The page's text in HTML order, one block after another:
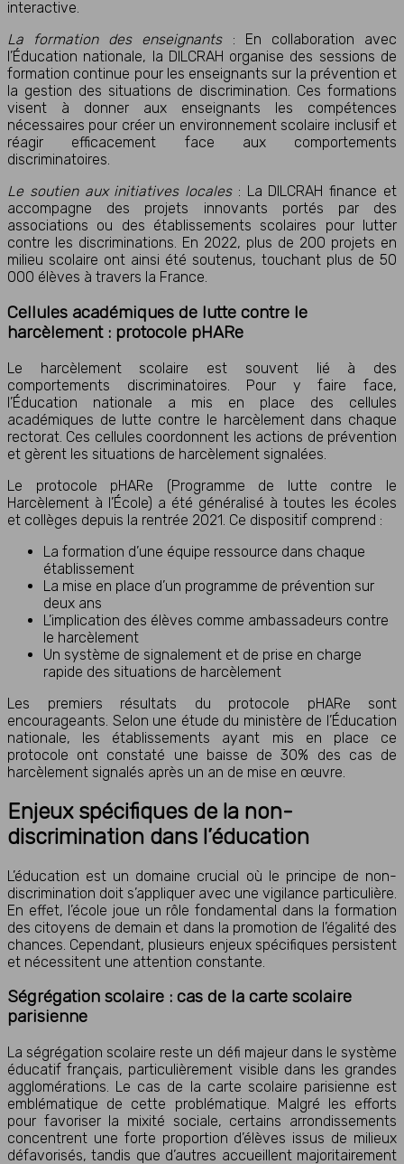
interactive.
La formation des enseignants : En collaboration avec
l’Éducation nationale, la DILCRAH organise des sessions de
formation continue pour les enseignants sur la prévention et
la gestion des situations de discrimination. Ces formations
visent à donner aux enseignants les compétences
nécessaires pour créer un environnement scolaire inclusif et
réagir efficacement face aux comportements
discriminatoires.
Le soutien aux initiatives locales : La DILCRAH finance et
accompagne des projets innovants portés par des
associations ou des établissements scolaires pour lutter
contre les discriminations. En 2022, plus de 200 projets en
milieu scolaire ont ainsi été soutenus, touchant plus de 50
000 élèves à travers la France.
Cellules académiques de lutte contre le
harcèlement : protocole pHARe
Le harcèlement scolaire est souvent lié à des
comportements discriminatoires. Pour y faire face,
l’Éducation nationale a mis en place des cellules
académiques de lutte contre le harcèlement dans chaque
rectorat. Ces cellules coordonnent les actions de prévention
et gèrent les situations de harcèlement signalées.
Le protocole pHARe (Programme de lutte contre le
Harcèlement à l’École) a été généralisé à toutes les écoles
et collèges depuis la rentrée 2021. Ce dispositif comprend :
La formation d’une équipe ressource dans chaque
établissement
La mise en place d’un programme de prévention sur
deux ans
L’implication des élèves comme ambassadeurs contre
le harcèlement
Un système de signalement et de prise en charge
rapide des situations de harcèlement
Les premiers résultats du protocole pHARe sont
encourageants. Selon une étude du ministère de l’Éducation
nationale, les établissements ayant mis en place ce
protocole ont constaté une baisse de 30% des cas de
harcèlement signalés après un an de mise en œuvre.
Enjeux spécifiques de la non-
discrimination dans l’éducation
L’éducation est un domaine crucial où le principe de non-
discrimination doit s’appliquer avec une vigilance particulière.
En effet, l’école joue un rôle fondamental dans la formation
des citoyens de demain et dans la promotion de l’égalité des
chances. Cependant, plusieurs enjeux spécifiques persistent
et nécessitent une attention constante.
Ségrégation scolaire : cas de la carte scolaire
parisienne
La ségrégation scolaire reste un défi majeur dans le système
éducatif français, particulièrement visible dans les grandes
agglomérations. Le cas de la carte scolaire parisienne est
emblématique de cette problématique. Malgré les efforts
pour favoriser la mixité sociale, certains arrondissements
concentrent une forte proportion d’élèves issus de milieux
défavorisés, tandis que d’autres accueillent majoritairement